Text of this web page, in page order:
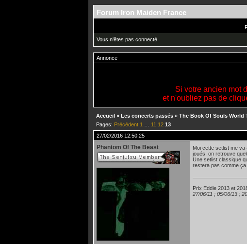
Forum Iron Maiden France
Vous n'êtes pas connecté.
Annonce
Si votre ancien mot
et n'oubliez pas de
Accueil » Les concerts passés » The Book Of Souls World
Pages: Précédent 1 11 12 13
27/02/2016 12:50:25
Phantom Of The Beast
Moi cette setlist me
joués, on retrouve
Une setlist classique
restera pas comme ça.
Prix Eddie 2013 et
27/06/11 ; 05/06/13 ;